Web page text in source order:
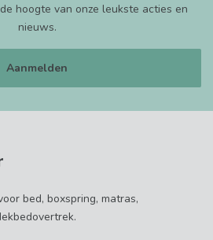
hoogte van onze leukste acties en
nieuws.
Aanmelden
bed, boxspring, matras,